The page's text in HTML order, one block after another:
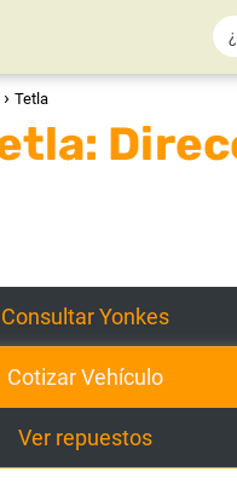
Tetla
Consultar Yonkes
Cotizar Vehículo
Ver repuestos